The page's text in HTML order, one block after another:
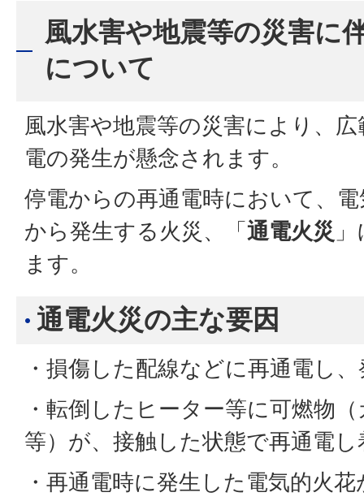
風水害や地震等の災害に
について
風水害や地震等の災害により、
電の発生が懸念されます。
停電からの再通電時において、
から発生する火災、「 通電火災
ます。
通電火災の主な要因
・損傷した配線などに再通電し
・転倒したヒーター等に可燃物
等）が、接触した状態で再通電
・再通電時に発生した電気的火